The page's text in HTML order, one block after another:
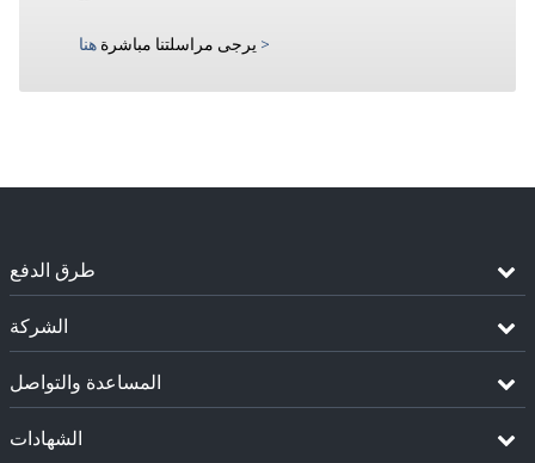
يرجى مراسلتنا مباشرة هنا >
طرق الدفع
الشركة
المساعدة والتواصل
الشهادات